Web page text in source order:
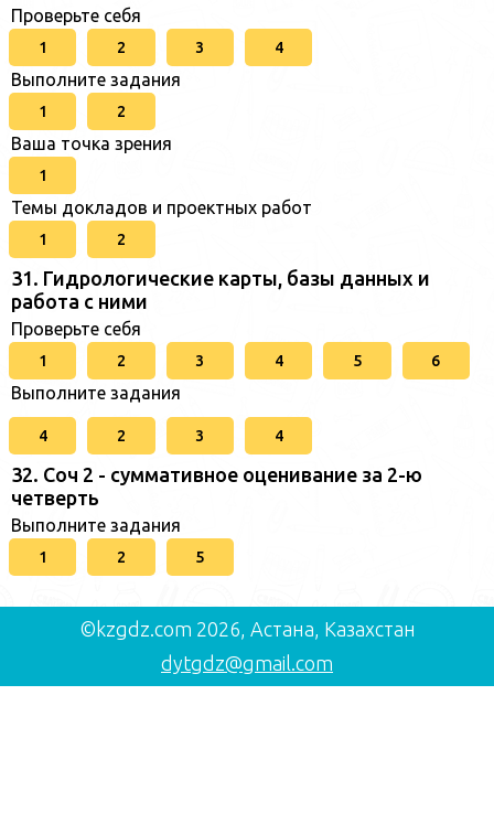
Проверьте себя
1 2 3 4
Выполните задания
1 2
Ваша точка зрения
1
Темы докладов и проектных работ
1 2
31. Гидрологические карты, базы данных и
работа с ними
Проверьте себя
1 2 3 4 5 6
Выполните задания
4 2 3 4
32. Соч 2 - суммативное оценивание за 2-ю
четверть
Выполните задания
1 2 5
©kzgdz.com 2026, Астана, Казахстан
dytgdz@gmail.com